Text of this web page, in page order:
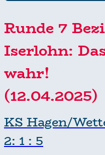
Runde 7
Iserlohn:
wahr!
(12.04.2025)
KS Hagen/
2: 1 : 5